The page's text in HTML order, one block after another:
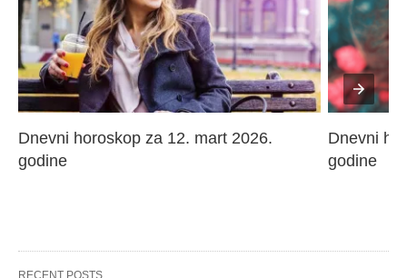
Dnevni horoskop za 12. mart 2026.
godine
Dnevni
godine
RECENT POSTS